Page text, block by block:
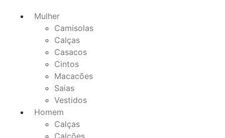
Mulher
Camisolas
Calças
Casacos
Cintos
Macacões
Saias
Vestidos
Homem
Calças